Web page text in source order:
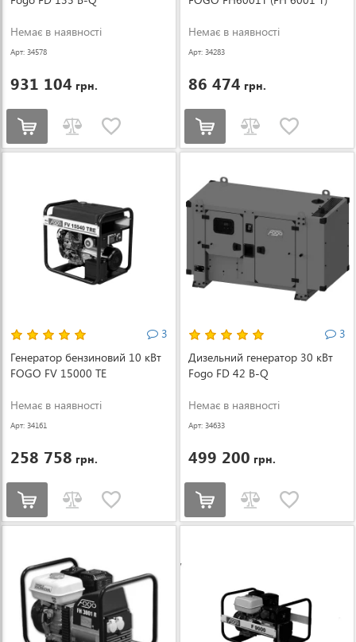
Немає в наявності
Арт: 34578
931 104 грн.
Немає в наявності
Арт: 34283
86 474 грн.
3
Генератор бензиновий 10 кВт
FOGO FV 15000 TE
Немає в наявності
Арт: 34161
258 758 грн.
3
Дизельний генератор 30 кВт
Fogo FD 42 B-Q
Немає в наявності
Арт: 34633
499 200 грн.